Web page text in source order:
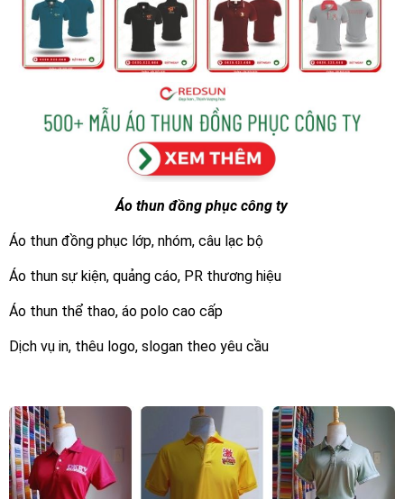
Áo thun đồng phục công ty
Áo thun đồng phục lớp, nhóm, câu lạc bộ
Áo thun sự kiện, quảng cáo, PR thương hiệu
Áo thun thể thao, áo polo cao cấp
Dịch vụ in, thêu logo, slogan theo yêu cầu